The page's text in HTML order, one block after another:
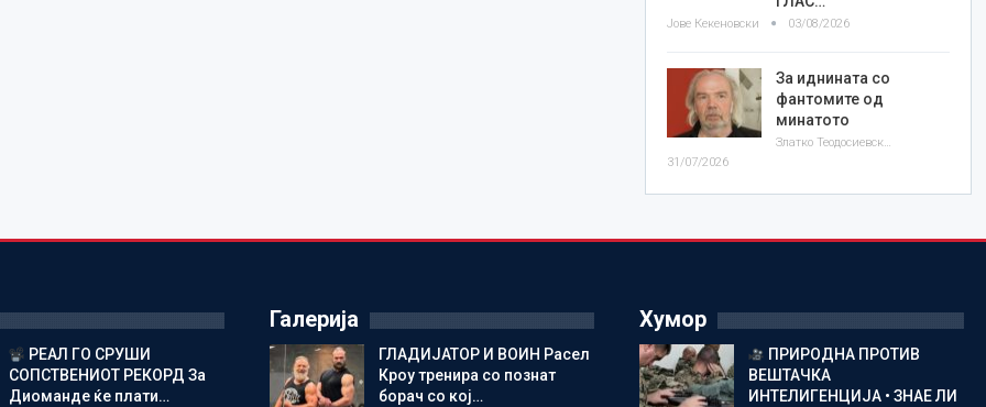
Јове Кекеновски 03/08/2026
За иднината со
фантомите од
минатото
Златко Теодосиевски
31/07/2026
РЕАЛ ГО СРУШИ
СОПСТВЕНИОТ РЕКОРД За
Диоманде ќе плати…
Галерија
ГЛАДИЈАТОР И ВОИН Расел
Кроу тренира со познат
борач со кој…
Хумор
ПРИРОДНА ПРОТИВ
ВЕШТАЧКА
ИНТЕЛИГЕНЦИЈА • ЗНАЕ ЛИ